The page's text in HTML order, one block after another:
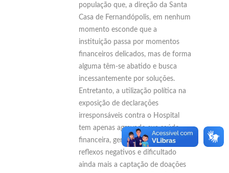
população que, a direção da Santa
Casa de Fernandópolis, em nenhum
momento esconde que a
instituição passa por momentos
financeiros delicados, mas de forma
alguma têm-se abatido e busca
incessantemente por soluções.
Entretanto, a utilização política na
exposição de declarações
irresponsáveis contra o Hospital
tem apenas agravado sua saúde
financeira, gerando enormes
reflexos negativos e dificultado
ainda mais a captação de doações